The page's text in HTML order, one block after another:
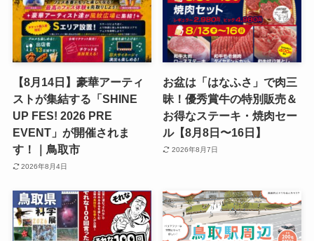
【8月14日】豪華アーティ
ストが集結する「SHINE
UP FES! 2026 PRE
EVENT」が開催されま
す！｜鳥取市
2026年8月4日
お盆は「はなふさ」で肉三
昧！優秀賞牛の特別販売＆
お得なステーキ・焼肉セー
ル【8月8日〜16日】
2026年8月7日